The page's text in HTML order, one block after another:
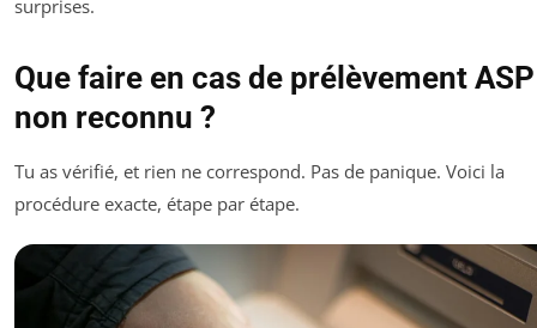
surprises.
Que faire en cas de prélèvement ASP
non reconnu ?
Tu as vérifié, et rien ne correspond. Pas de panique. Voici la
procédure exacte, étape par étape.